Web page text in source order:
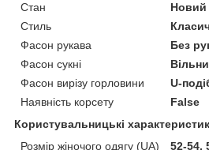
Стан
Новий
Стиль
Фасон рукава
Без
Фасон сукні
Фасон вирізу горловини
U-
Наявність корсету
False
Користувальницькі
Розмір жіночого одягу (UA)
52-54,